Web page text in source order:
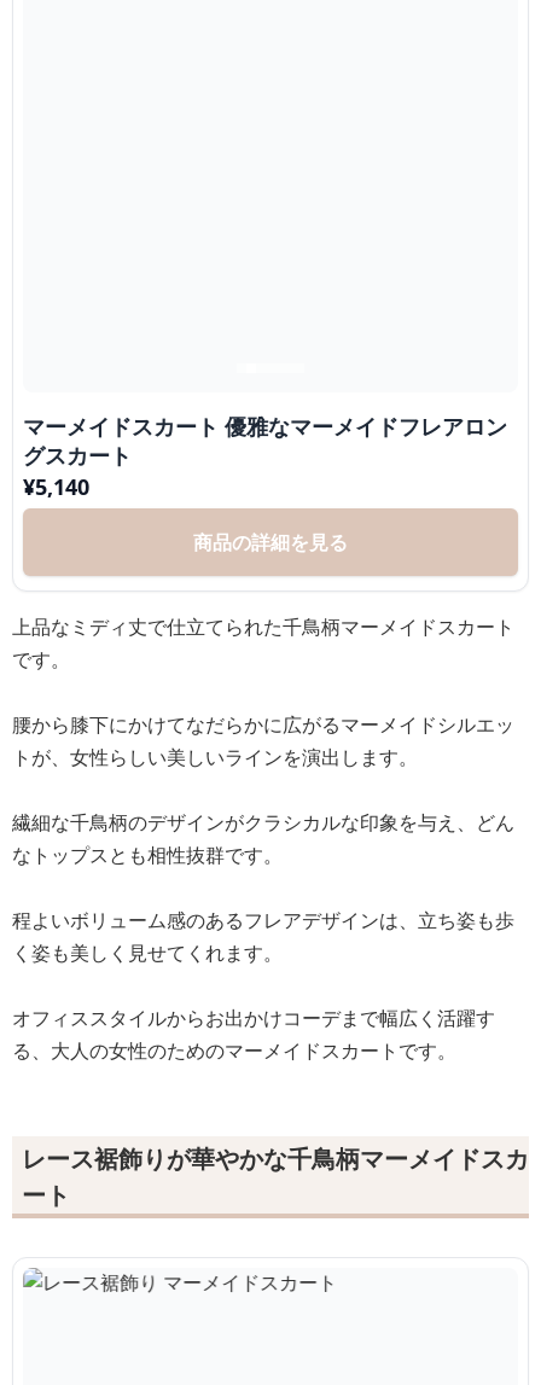
マーメイドスカート 優雅なマーメイドフレアロン
グスカート
¥5,140
商品の詳細を見る
上品なミディ丈で仕立てられた千鳥柄マーメイドスカート
です。
腰から膝下にかけてなだらかに広がるマーメイドシルエッ
トが、女性らしい美しいラインを演出します。
繊細な千鳥柄のデザインがクラシカルな印象を与え、どん
なトップスとも相性抜群です。
程よいボリューム感のあるフレアデザインは、立ち姿も歩
く姿も美しく見せてくれます。
オフィススタイルからお出かけコーデまで幅広く活躍す
る、大人の女性のためのマーメイドスカートです。
レース裾飾りが華やかな千鳥柄マーメイドスカ
ート